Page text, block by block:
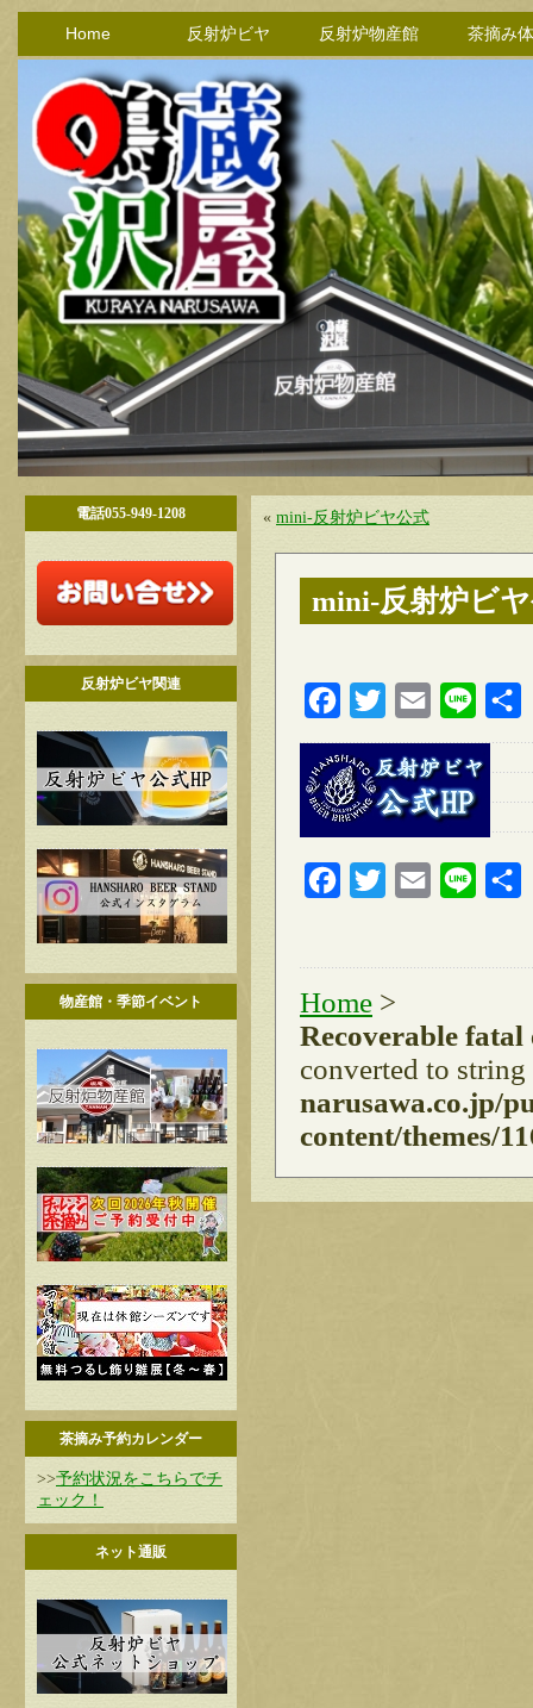
Home 反射炉ビヤ 反射炉物産館 茶摘み
電話055-949-1208
反射炉ビヤ関連
物産館・季節イベント
茶摘み予約カレンダー
>>予約状況をこちらでチ
ェック！
ネット通販
« mini-反射炉ビヤ公式
mini-反射炉ビ
FacebookTwitter Email Line
FacebookTwitter Email Line
Home >
Recoverable
converted to
narusawa.co.jp/
content/themes/